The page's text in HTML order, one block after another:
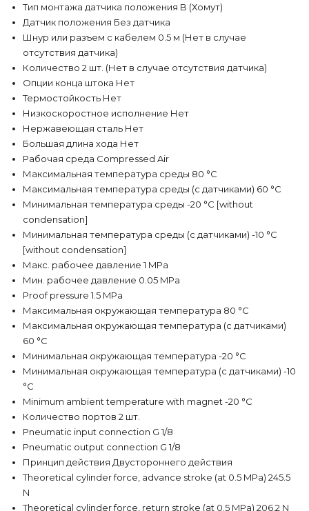
Тип монтажа датчика положения B (Хомут)
Датчик положения Без датчика
Шнур или разъем с кабелем 0.5 м (Нет в случае
отсутствия датчика)
Количество 2 шт. (Нет в случае отсутствия датчика)
Опции конца штока Нет
Термостойкость Нет
Низкоскоростное исполнение Нет
Нержавеющая сталь Нет
Большая длина хода Нет
Рабочая среда Compressed Air
Максимальная температура среды 80 °C
Максимальная температура среды (с датчиками) 60 °C
Минимальная температура среды -20 °C [without
condensation]
Минимальная температура среды (с датчиками) -10 °C
[without condensation]
Макс. рабочее давление 1 MPa
Мин. рабочее давление 0.05 MPa
Proof pressure 1.5 MPa
Максимальная окружающая температура 80 °C
Максимальная окружающая температура (с датчиками)
60 °C
Минимальная окружающая температура -20 °C
Минимальная окружающая температура (с датчиками) -10
°C
Minimum ambient temperature with magnet -20 °C
Количество портов 2 шт.
Pneumatic input connection G 1/8
Pneumatic output connection G 1/8
Принцип действия Двустороннего действия
Theoretical cylinder force, advance stroke (at 0.5 MPa) 245.5
N
Theoretical cylinder force, return stroke (at 0.5 MPa) 206.2 N